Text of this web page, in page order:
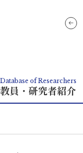
Database of Researchers
教員・研究者紹介